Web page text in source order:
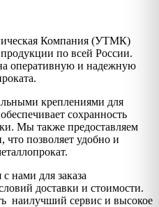
Компания (УТМК)
по всей России.
оперативную и надежную
креплениями для
сохранность
Мы также предоставляем
что позволяет удобно и
нами для заказа
доставки и стоимости.
наилучший сервис и высокое